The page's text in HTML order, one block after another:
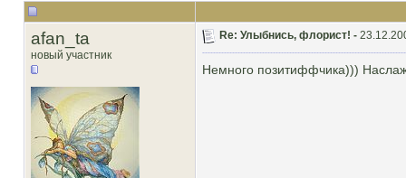
afan_ta
новый участник
Re: Улыбнись, флорист! -
Немного позитиффчика)))